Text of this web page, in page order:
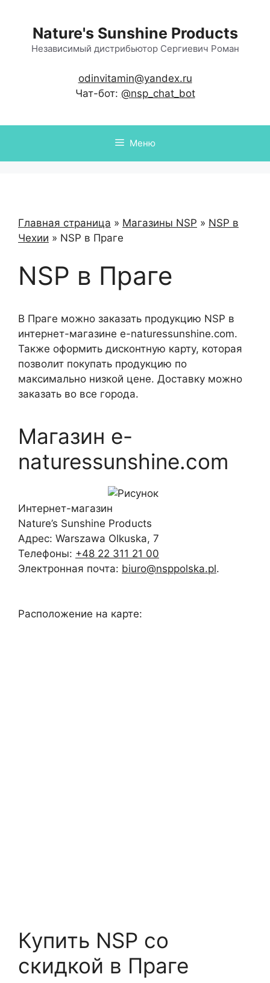
содержимому
Nature's Sunshine Products
Независимый дистрибьютор Сергиевич Роман
odinvitamin@yandex.ru
Чат-бот: @nsp_chat_bot
Меню
Главная страница » Магазины NSP » NSP в
Чехии » NSP в Праге
NSP в Праге
В Праге можно заказать продукцию NSP в
интернет-магазине e-naturessunshine.com.
Также оформить дисконтную карту, которая
позволит покупать продукцию по
максимально низкой цене. Доставку можно
заказать во все города.
Магазин e-
naturessunshine.com
Интернет-магазин
Nature’s Sunshine Products
Адрес: Warszawa Olkuska, 7
Телефоны: +48 22 311 21 00
Электронная почта: biuro@nsppolska.pl.
Расположение на карте:
Купить NSP со
скидкой в Праге